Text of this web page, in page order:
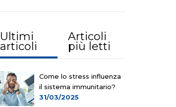
Ultimi
articoli
Articoli
più letti
Come lo stress influenza
il sistema immunitario?
31/03/2025